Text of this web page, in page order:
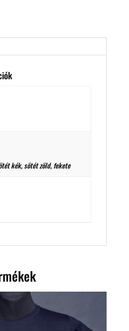
kék, sötét zöld, fekete